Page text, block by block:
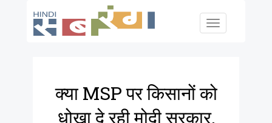
Toggle
क्या MSP पर किसानों को
धोखा दे रही मोदी सरकार,